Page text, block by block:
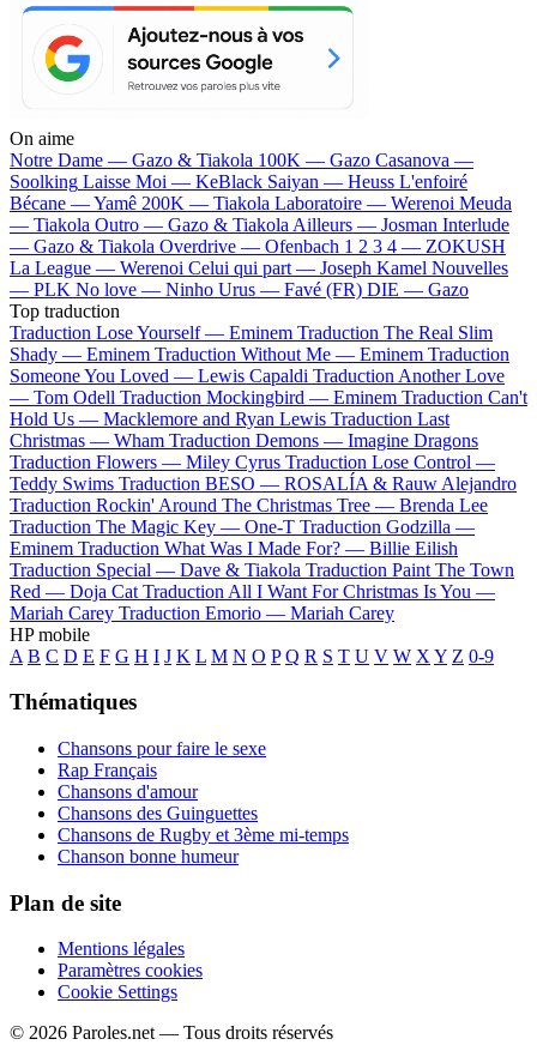
On aime
Notre Dame — Gazo & Tiakola 100K — Gazo Casanova —
Soolking Laisse Moi — KeBlack Saiyan — Heuss L'enfoiré
Bécane —Yamê 200K — Tiakola Laboratoire — Werenoi Meuda
— Tiakola Outro — Gazo & Tiakola Ailleurs — Josman Interlude
— Gazo & Tiakola Overdrive — Ofenbach 1 2 3 4 — ZOKUSH
La League — Werenoi Celui qui part — Joseph Kamel Nouvelles
— PLK No love — Ninho Urus — Favé (FR) DIE — Gazo
Top traduction
Traduction Lose Yourself — Eminem Traduction The Real Slim
Shady — Eminem Traduction Without Me — Eminem Traduction
Someone You Loved — Lewis Capaldi Traduction Another Love
— Tom Odell Traduction Mockingbird — Eminem Traduction Can't
Hold Us — Macklemore and Ryan Lewis Traduction Last
Christmas — Wham Traduction Demons — Imagine Dragons
Traduction Flowers — Miley Cyrus Traduction Lose Control —
Teddy Swims Traduction BESO — ROSALÍA & Rauw Alejandro
Traduction Rockin' Around The Christmas Tree — Brenda Lee
Traduction The Magic Key — One-T Traduction Godzilla —
Eminem Traduction What Was I Made For? — Billie Eilish
Traduction Special — Dave & Tiakola Traduction Paint The Town
Red — Doja Cat Traduction All I Want For Christmas Is You —
Mariah Carey Traduction Emorio — Mariah Carey
HP mobile
A B C D E F G H I J K L M N O P Q R S T U V W X Y Z 0-9
Thématiques
Chansons pour faire le sexe
Rap Français
Chansons d'amour
Chansons des Guinguettes
Chansons de Rugby et 3ème mi-temps
Chanson bonne humeur
Plan de site
Mentions légales
Paramètres cookies
Cookie Settings
© 2026 Paroles.net — Tous droits réservés